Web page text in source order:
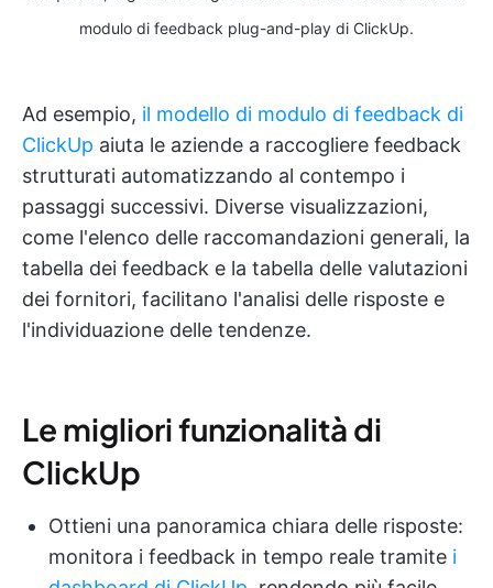
modulo di feedback plug-and-play di ClickUp.
Ad esempio, il modello di modulo di feedback di
ClickUp aiuta le aziende a raccogliere feedback
strutturati automatizzando al contempo i
passaggi successivi. Diverse visualizzazioni,
come l'elenco delle raccomandazioni generali, la
tabella dei feedback e la tabella delle valutazioni
dei fornitori, facilitano l'analisi delle risposte e
l'individuazione delle tendenze.
Le migliori funzionalità di
ClickUp
Ottieni una panoramica chiara delle risposte:
monitora i feedback in tempo reale tramite i